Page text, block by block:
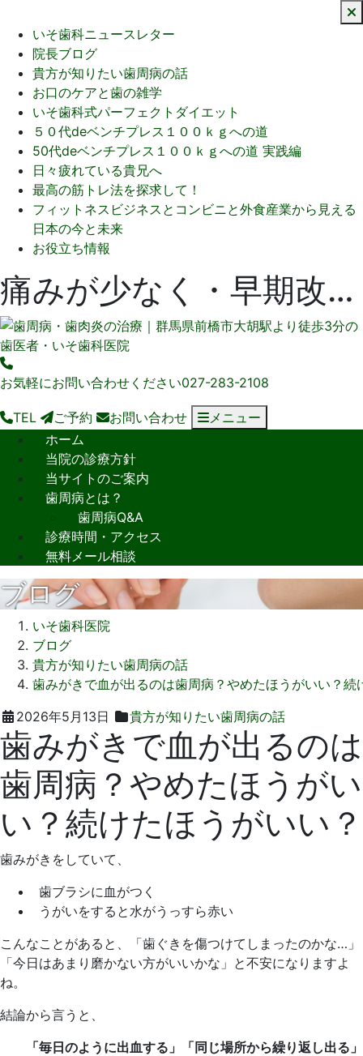
いそ歯科ニュースレター
院長ブログ
貴方が知りたい歯周病の話
お口のケアと歯の雑学
いそ歯科式パーフェクトダイエット
５０代deベンチプレス１００ｋｇへの道
50代deベンチプレス１００ｋｇへの道 実践編
日々疲れている貴兄へ
最高の筋トレ法を探求して！
フィットネスビジネスとコンビニと外食産業から見える
日本の今と未来
お役立ち情報
痛みが少なく・早期改善・わずか１日での歯周病除菌治療
お気軽にお問い合わせください027-283-2108
TEL ご予約 お問い合わせ
メニュー
ホーム
当院の診療方針
当サイトのご案内
歯周病とは？
歯周病Q&A
診療時間・アクセス
無料メール相談
ブログ
いそ歯科医院
ブログ
貴方が知りたい歯周病の話
歯みがきで血が出るのは歯周病？やめたほうがいい？続
2026年5月13日
貴方が知りたい歯周病の話2026
年
1
13
日
い
そ
歯
医
院
歯みがきで血が出るのは
歯周病？やめたほうがい
い？続けたほうがいい？
歯みがきをしていて、
歯ブラシに血がつく
うがいをすると水がうっすら赤い
こんなことがあると、「歯ぐきを傷つけてしまったのかな…」
「今日はあまり磨かない方がいいかな」と不安になりますよ
ね。
結論から言うと、
「毎日のように出血する」「同じ場所から繰り返し出る」